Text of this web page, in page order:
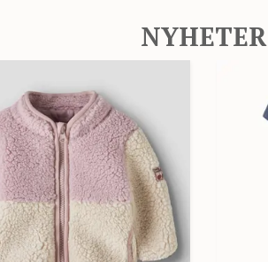
NYHETER